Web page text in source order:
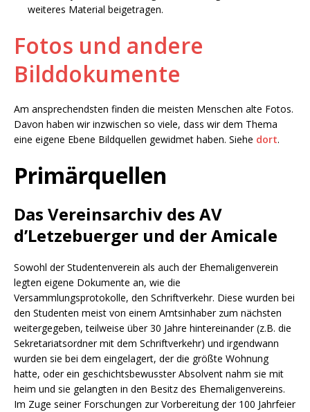
weiteres Material beigetragen.
Fotos und andere
Bilddokumente
Am ansprechendsten finden die meisten Menschen alte Fotos.
Davon haben wir inzwischen so viele, dass wir dem Thema
eine eigene Ebene Bildquellen gewidmet haben. Siehe dort.
Primärquellen
Das Vereinsarchiv des AV
d’Letzebuerger und der Amicale
Sowohl der Studentenverein als auch der Ehemaligenverein
legten eigene Dokumente an, wie die
Versammlungsprotokolle, den Schriftverkehr. Diese wurden bei
den Studenten meist von einem Amtsinhaber zum nächsten
weitergegeben, teilweise über 30 Jahre hintereinander (z.B. die
Sekretariatsordner mit dem Schriftverkehr) und irgendwann
wurden sie bei dem eingelagert, der die größte Wohnung
hatte, oder ein geschichtsbewusster Absolvent nahm sie mit
heim und sie gelangten in den Besitz des Ehemaligenvereins.
Im Zuge seiner Forschungen zur Vorbereitung der 100 Jahrfeier